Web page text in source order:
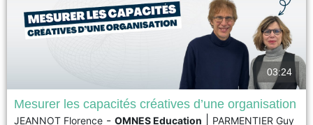
03:24
Mesurer les capacités créatives d’une organisation
JEANNOT Florence - OMNES Education PARMENTIER Guy